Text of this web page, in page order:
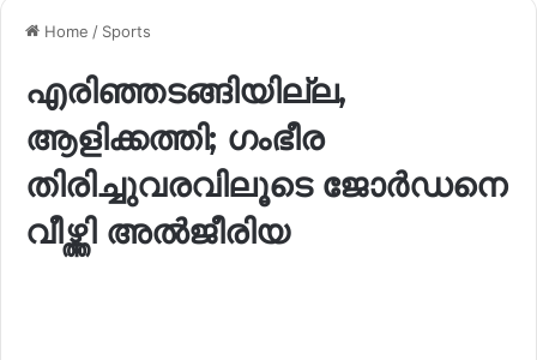
Home / Sports
എരിഞ്ഞടങ്ങിയില്ല,
ആളിക്കത്തി; ഗംഭീര
തിരിച്ചുവരവിലൂടെ ജോർഡനെ
വീഴ്ത്തി അൽജീരിയ